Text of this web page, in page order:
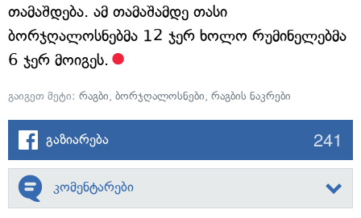
თამაშდება. ამ თამაშამდე თასი
ბორჯღალოსნებმა 12 ჯერ ხოლო რუმინელებმა
6 ჯერ მოიგეს.
გაიგეთ მეტი: რაგბი, ბორჯღალოსნები, რაგბის ნაკრები
გაზიარება 241
კომენტარები